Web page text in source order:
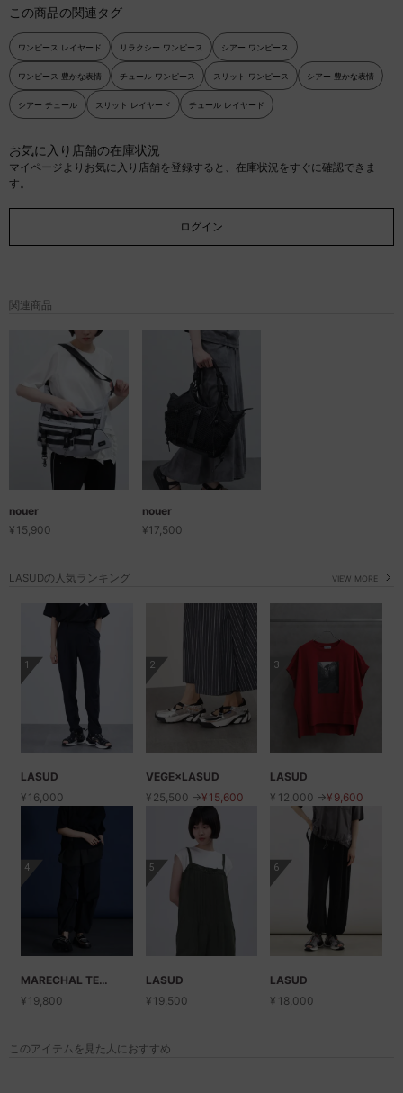
この商品の関連タグ
ワンピース レイヤード リラクシー ワンピース シアー ワンピース
ワンピース 豊かな表情 チュール ワンピース スリット ワンピース シアー 豊かな表情
シアー チュール スリット レイヤード チュール レイヤード
お気に入り店舗の在庫状況
マイページよりお気に入り店舗を登録すると、在庫状況をすぐに確認できま
す。
ログイン
関連商品
nouer
¥15,900
nouer
¥17,500
LASUDの人気ランキング VIEW MORE
1
LASUD
¥16,000
2
VEGE×LASUD
¥25,500 →¥15,600
3
LASUD
¥12,000 →¥9,600
4
MARECHAL TERRE
¥19,800
5
LASUD
¥19,500
6
LASUD
¥18,000
このアイテムを見た人におすすめ